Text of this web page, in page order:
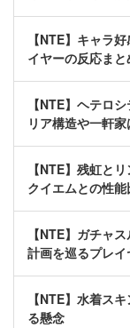
【NTE】キャラ
イヤーの反応まと
【NTE】ヘテロ
リア構造や一軒
【NTE】残虹と
クイエムとの性
【NTE】ガチャ
計画を巡るプレ
【NTE】水着ス
る懸念